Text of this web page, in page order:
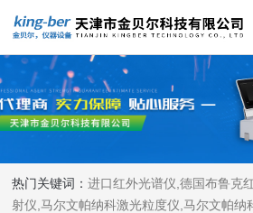
热门关键词：进口红外光谱仪 ,德国布鲁克
射仪 ,马尔文帕纳科激光粒度仪 ,马尔文帕纳